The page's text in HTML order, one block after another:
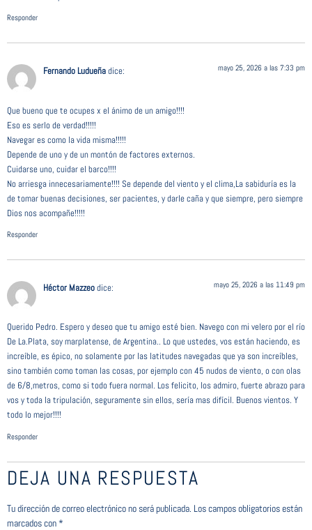
Responder
Fernando Ludueñadice: mayo 25, 2026 a las 7:33 pm
Que bueno que te ocupes x el ánimo de un amigo!!!!
Eso es serlo de verdad!!!!!
Navegar es como la vida misma!!!!!
Depende de uno y de un montón de factores externos.
Cuidarse uno, cuidar el barco!!!!
No arriesga innecesariamente!!!! Se depende del viento y el clima,La sabiduría es la
de tomar buenas decisiones, ser pacientes, y darle caña y que siempre, pero siempre
Dios nos acompañe!!!!!
Responder
Héctor Mazzeodice: mayo 25, 2026 a las 11:49 pm
Querido Pedro. Espero y deseo que tu amigo esté bien. Navego con mi velero por el río
De La.Plata, soy marplatense, de Argentina.. Lo que ustedes, vos están haciendo, es
increíble, es épico, no solamente por las latitudes navegadas que ya son increíbles,
sino también como toman las cosas, por ejemplo con 45 nudos de viento, o con olas
de 6/8,metros, como si todo fuera normal. Los felicito, los admiro, fuerte abrazo para
vos y toda la tripulación, seguramente sin ellos, sería mas difícil. Buenos vientos. Y
todo lo mejor!!!!
Responder
DEJA UNA RESPUESTA
Tu dirección de correo electrónico no será publicada. Los campos obligatorios están
marcados con*